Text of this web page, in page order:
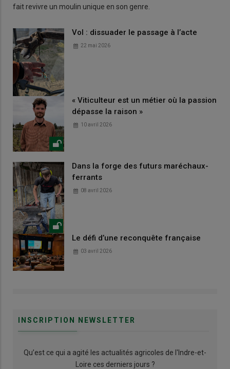
fait revivre un moulin unique en son genre.
Vol : dissuader le passage à l’acte
22 mai 2026
« Viticulteur est un métier où la passion
dépasse la raison »
10 avril 2026
Dans la forge des futurs maréchaux-
ferrants
08 avril 2026
Le défi d’une reconquête française
03 avril 2026
INSCRIPTION NEWSLETTER
Qu’est ce qui a agité les actualités agricoles de l'Indre-et-
Loire ces derniers jours ?